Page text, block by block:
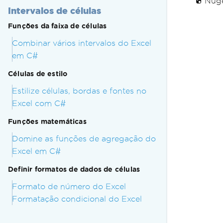
Intervalos de células
Funções da faixa de células
Combinar vários intervalos do Excel
em C#
Células de estilo
Estilize células, bordas e fontes no
Excel com C#
Funções matemáticas
Domine as funções de agregação do
Excel em C#
Definir formatos de dados de células
Formato de número do Excel
Formatação condicional do Excel